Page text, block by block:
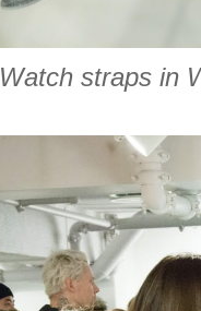
Watch straps in